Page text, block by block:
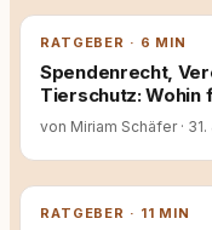
RATGEBER · 6 MIN
Spendenrecht,
Tierschutz: Wohin
von Miriam Schäfer ·
RATGEBER · 11 MIN